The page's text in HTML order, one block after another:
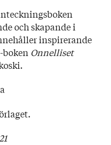
och skapande i
inspirerande
boken Onnelliset